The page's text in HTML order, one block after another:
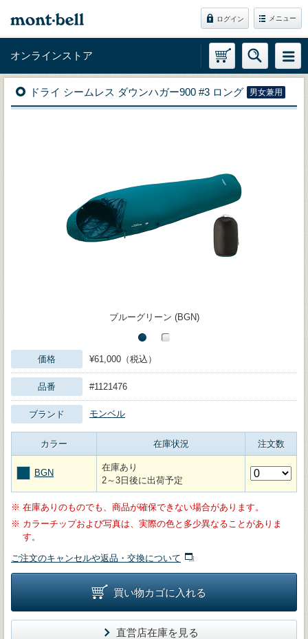
ログイン メニュー
オンラインストア
ドライ シームレス ダウンハガー900 #3 ロング 男女兼用
ブルーグリーン (BGN)
価格 ¥61,000（税込）
品番 #1121476
ブランド モンベル
カラー 在庫状況 注文数
BGN
在庫あり
2～3日後に出荷予定
※ 在庫ありのものでも、商品が確保できない場合があります。
※ カラーチップおよび写真は、実際の色と多少異なることがありま
す。
ご注文のキャンセルや返品・交換について
買い物カゴに入れる
直営店在庫を見る